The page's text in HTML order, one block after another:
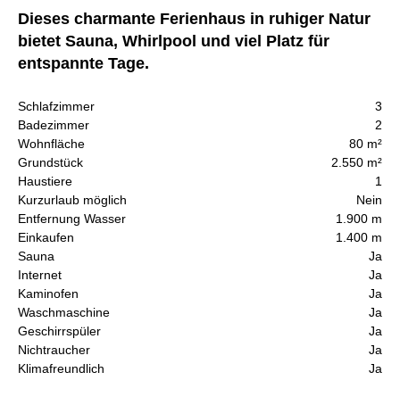
Dieses charmante Ferienhaus in ruhiger Natur
bietet Sauna, Whirlpool und viel Platz für
entspannte Tage.
Schlafzimmer
3
Badezimmer
2
Wohnfläche
80 m²
Grundstück
2.550 m²
Haustiere
1
Kurzurlaub möglich
Nein
Entfernung Wasser
1.900 m
Einkaufen
1.400 m
Sauna
Ja
Internet
Ja
Kaminofen
Ja
Waschmaschine
Ja
Geschirrspüler
Ja
Nichtraucher
Ja
Klimafreundlich
Ja